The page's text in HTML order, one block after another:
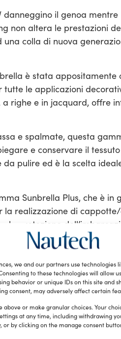
we and our partners use technologies
to these technologies will allow
behavior or unique IDs on this site and
consent, may adversely affect certain
above or make granular choices. Your
at any time, including withdrawing
or by clicking on the manage consent
il genoa mentre
non altera le prestazioni
colla di nuova
è stata appositamente
tutte le applicazioni
righe e in jacquard, offre
e spalmate, questa
e conservare il
da pulire ed è la scelta
Sunbrella Plus, che è in
la realizzazione di
la protezione
offre un’eccezionale
al trattamento antimicotico
in materia di protezione
di trasparenza,
regolare e la superficie
della luce e del calore